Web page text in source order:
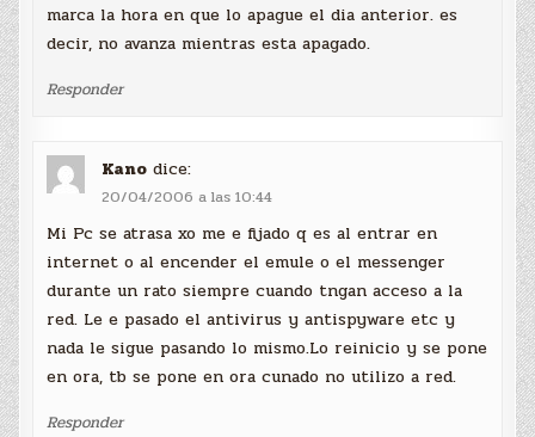
marca la hora en que lo apague el dia anterior. es
decir, no avanza mientras esta apagado.
Responder
Kano dice:
20/04/2006 a las 10:44
Mi Pc se atrasa xo me e fijado q es al entrar en
internet o al encender el emule o el messenger
durante un rato siempre cuando tngan acceso a la
red. Le e pasado el antivirus y antispyware etc y
nada le sigue pasando lo mismo.Lo reinicio y se pone
en ora, tb se pone en ora cunado no utilizo a red.
Responder